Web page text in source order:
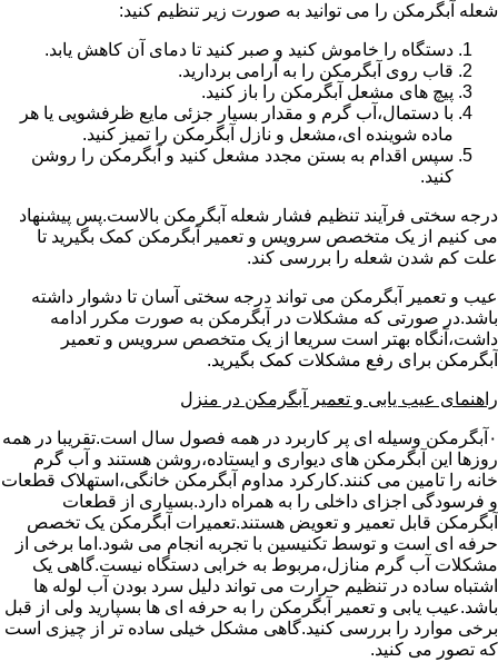
شعله آبگرمکن را می توانید به صورت زیر تنظیم کنید:
دستگاه را خاموش کنید و صبر کنید تا دمای آن کاهش یابد.
قاب روی آبگرمکن را به آرامی بردارید.
پیچ های مشعل آبگرمکن را باز کنید.
با دستمال،آب گرم و مقدار بسیار جزئی مایع ظرفشویی یا هر
ماده شوینده ای،مشعل و نازل آبگرمکن را تمیز کنید.
سپس اقدام به بستن مجدد مشعل کنید و آبگرمکن را روشن
کنید.
درجه سختی فرآیند تنظیم فشار شعله آبگرمکن بالاست.پس پیشنهاد
می کنیم از یک متخصص سرویس و تعمیر آبگرمکن کمک بگیرید تا
علت کم شدن شعله را بررسی کند.
عیب و تعمیر آبگرمکن می تواند درجه سختی آسان تا دشوار داشته
باشد.در صورتی که مشکلات در آبگرمکن به صورت مکرر ادامه
داشت،آنگاه بهتر است سریعا از یک متخصص سرویس و تعمیر
آبگرمکن برای رفع مشکلات کمک بگیرید.
راهنمای عیب یابی و تعمیر آبگرمکن در منزل
۰آبگرمکن وسیله ای پر کاربرد در همه فصول سال است.تقریبا در همه
روزها این آبگرمکن های دیواری و ایستاده،روشن هستند و آب گرم
خانه را تامین می کنند.کارکرد مداوم آبگرمکن خانگی،استهلاک قطعات
و فرسودگی اجزای داخلی را به همراه دارد.بسیاری از قطعات
آبگرمکن قابل تعمیر و تعویض هستند.تعمیرات آبگرمکن یک تخصص
حرفه ای است و توسط تکنیسین با تجربه انجام می شود.اما برخی از
مشکلات آب گرم منازل،مربوط به خرابی دستگاه نیست.گاهی یک
اشتباه ساده در تنظیم حرارت می تواند دلیل سرد بودن آب لوله ها
باشد.عیب یابی و تعمیر آبگرمکن را به حرفه ای ها بسپارید ولی از قبل
برخی موارد را بررسی کنید.گاهی مشکل خیلی ساده تر از چیزی است
که تصور می کنید.